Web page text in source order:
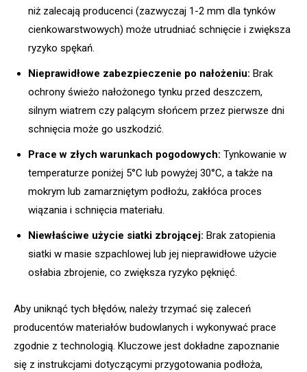
niż zalecają producenci (zazwyczaj 1-2 mm dla tynków
cienkowarstwowych) może utrudniać schnięcie i zwiększa
ryzyko spękań.
Nieprawidłowe zabezpieczenie po nałożeniu: Brak
ochrony świeżo nałożonego tynku przed deszczem,
silnym wiatrem czy palącym słońcem przez pierwsze dni
schnięcia może go uszkodzić.
Prace w złych warunkach pogodowych: Tynkowanie w
temperaturze poniżej 5°C lub powyżej 30°C, a także na
mokrym lub zamarzniętym podłożu, zakłóca proces
wiązania i schnięcia materiału.
Niewłaściwe użycie siatki zbrojącej: Brak zatopienia
siatki w masie szpachlowej lub jej nieprawidłowe użycie
osłabia zbrojenie, co zwiększa ryzyko pęknięć.
Aby uniknąć tych błędów, należy trzymać się zaleceń
producentów materiałów budowlanych i wykonywać prace
zgodnie z technologią. Kluczowe jest dokładne zapoznanie
się z instrukcjami dotyczącymi przygotowania podłoża,